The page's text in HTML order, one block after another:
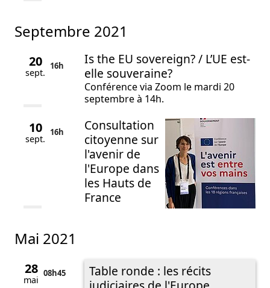
septembre 2021
20
sept.
16h
Is the EU sovereign? / L’UE est-
elle souveraine?
Conférence via Zoom le mardi 20
septembre à 14h.
10
sept.
16h
Consultation
citoyenne sur
l'avenir de
l'Europe dans
les Hauts de
France
mai 2021
28
mai
08h45
Table ronde : les récits